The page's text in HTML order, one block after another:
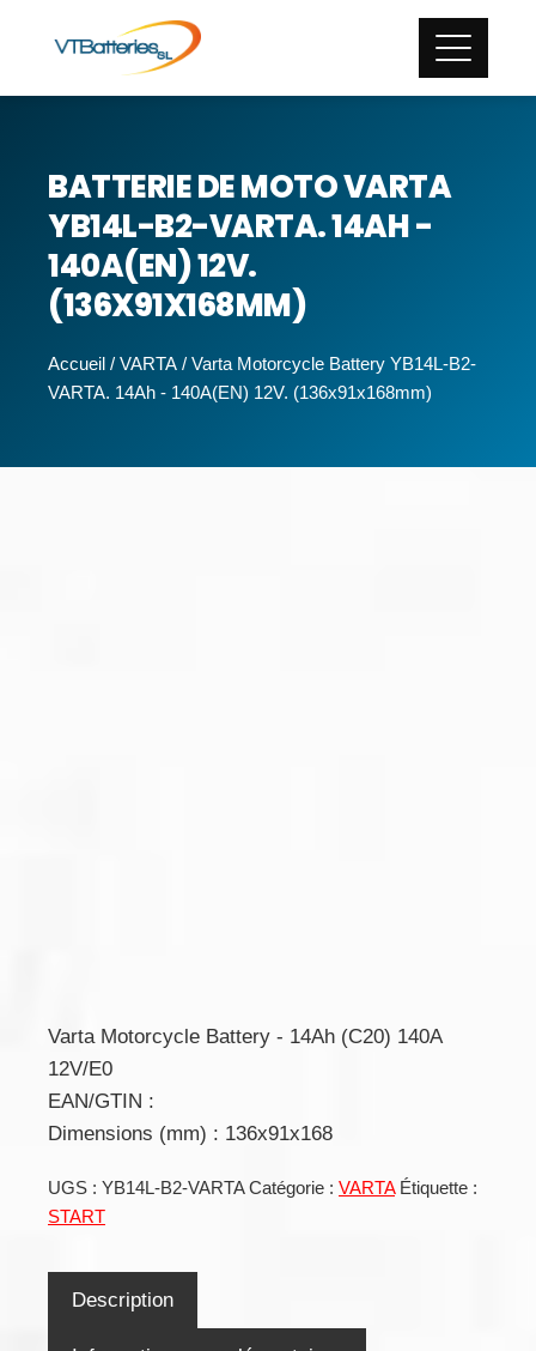
BATTERIE DE MOTO VARTA
YB14L-B2-VARTA. 14AH -
140A(EN) 12V.
(136X91X168MM)
Accueil / VARTA / Varta Motorcycle Battery YB14L-B2-
VARTA. 14Ah - 140A(EN) 12V. (136x91x168mm)
Varta Motorcycle Battery - 14Ah (C20) 140A
12V/E0
EAN/GTIN :
Dimensions (mm) : 136x91x168
UGS : YB14L-B2-VARTA Catégorie : VARTA Étiquette :
START
Description